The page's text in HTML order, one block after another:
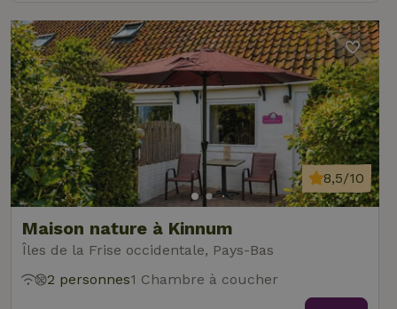
Maison nature à Kinnum
Îles de la Frise occidentale, Pays-Bas
8,5/10
2 personnes1 Chambre à coucher